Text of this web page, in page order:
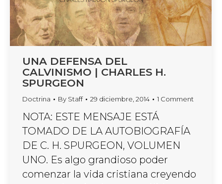
UNA DEFENSA DEL
CALVINISMO | CHARLES H.
SPURGEON
Doctrina By Staff 29 diciembre, 2014 1 Comment
NOTA: ESTE MENSAJE ESTÁ
TOMADO DE LA AUTOBIOGRAFÍA
DE C. H. SPURGEON, VOLUMEN
UNO. Es algo grandioso poder
comenzar la vida cristiana creyendo